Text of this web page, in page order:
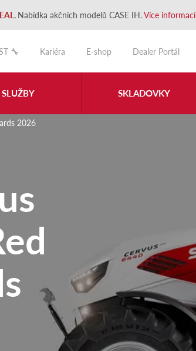
. Nabídka akčních modelů CASE IH.Více informací
🔧
Kariéra E-shop Dealer Portál
SLUŽBY SKLADOVKY
2026